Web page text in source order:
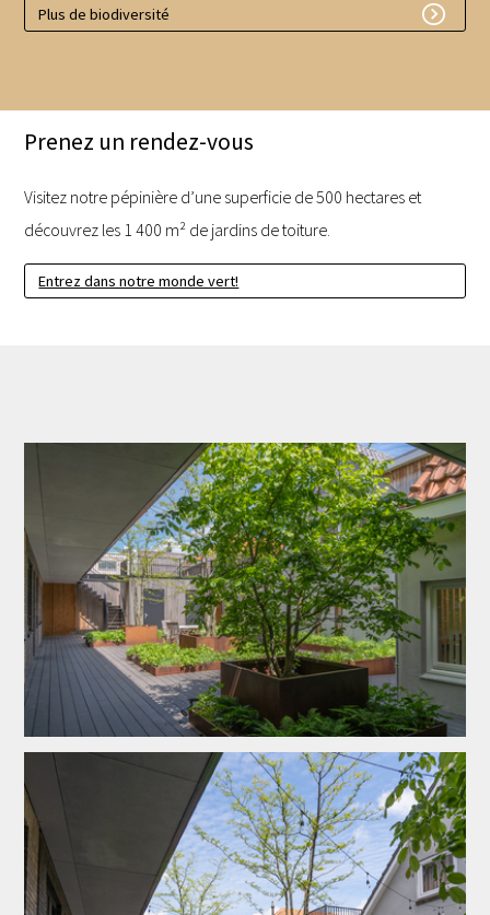
Plus de biodiversité
Prenez un rendez-vous
Visitez notre pépinière d’une superficie de 500 hectares et
découvrez les 1 400 m² de jardins de toiture.
Entrez dans notre monde vert!